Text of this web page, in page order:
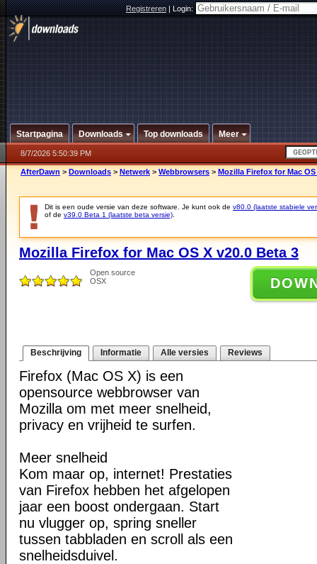
Registreren|Login:
Startpagina Downloads Top downloads Meer
8/7/2026 5:50:39 PM
AfterDawn > Downloads > Netwerk > Webbrowsers > Mozilla Firefox for Mac OS
Dit is een oude versie van deze software. Je kunt ook de v80.0 (laatste stabiele
of de v39.0 Beta 1 (laatste beta versie)
Mozilla Firefox for Mac OS X v20.0 Beta 3
Open source
OSX
Beschrijving Informatie Alle versies Reviews
Firefox (Mac OS X) is een
opensource webbrowser van
Mozilla om met meer snelheid,
privacy en vrijheid te surfen.
Meer snelheid
Kom maar op, internet! Prestaties
van Firefox hebben het afgelopen
jaar een boost ondergaan. Start
nu vlugger op, spring sneller
tussen tabbladen en scroll als een
snelheidsduivel.